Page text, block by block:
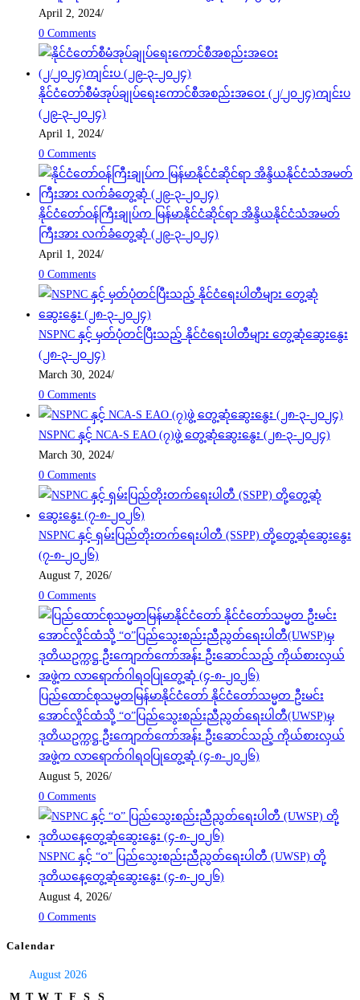
April 2, 2024/
0 Comments
နိုင်ငံတော်စီမံအုပ်ချုပ်ရေးကောင်စီအစည်းအဝေး (၂/၂၀၂၄)ကျင်းပ
(၂၉-၃-၂၀၂၄)
April 1, 2024/
0 Comments
နိုင်ငံတော်ဝန်ကြီးချုပ်က မြန်မာနိုင်ငံဆိုင်ရာ အိန္ဒိယနိုင်ငံသံအမတ်
ကြီးအား လက်ခံတွေ့ဆုံ (၂၉-၃-၂၀၂၄)
April 1, 2024/
0 Comments
NSPNC နှင့် မှတ်ပုံတင်ပြီးသည့် နိုင်ငံရေးပါတီများ တွေ့ဆုံဆွေးနွေး
(၂၈-၃-၂၀၂၄)
March 30, 2024/
0 Comments
NSPNC နှင့် NCA-S EAO (၇)ဖွဲ့ တွေ့ဆုံဆွေးနွေး (၂၈-၃-၂၀၂၄)
March 30, 2024/
0 Comments
NSPNC နှင့် ရှမ်းပြည်တိုးတက်ရေးပါတီ (SSPP) တို့တွေ့ဆုံဆွေးနွေး
(၇-၈-၂၀၂၆)
August 7, 2026/
0 Comments
ပြည်ထောင်စုသမ္မတမြန်မာနိုင်ငံတော် နိုင်ငံတော်သမ္မတ ဦးမင်း
အောင်လှိုင်ထံသို့ “ဝ”ပြည်သွေးစည်းညီညွတ်ရေးပါတီ(UWSP)မှ
ဒုတိယဥက္ကဋ္ဌ ဦးကျောက်ကော်အန်း ဦးဆောင်သည့် ကိုယ်စားလှယ်
အဖွဲ့က လာရောက်ဂါရဝပြုတွေ့ဆုံ (၄-၈-၂၀၂၆)
August 5, 2026/
0 Comments
NSPNC နှင့် “ဝ” ပြည်သွေးစည်းညီညွတ်ရေးပါတီ (UWSP) တို့
ဒုတိယနေ့တွေ့ဆုံဆွေးနွေး (၄-၈-၂၀၂၆)
August 4, 2026/
0 Comments
Calendar
August 2026
M T W T F S S